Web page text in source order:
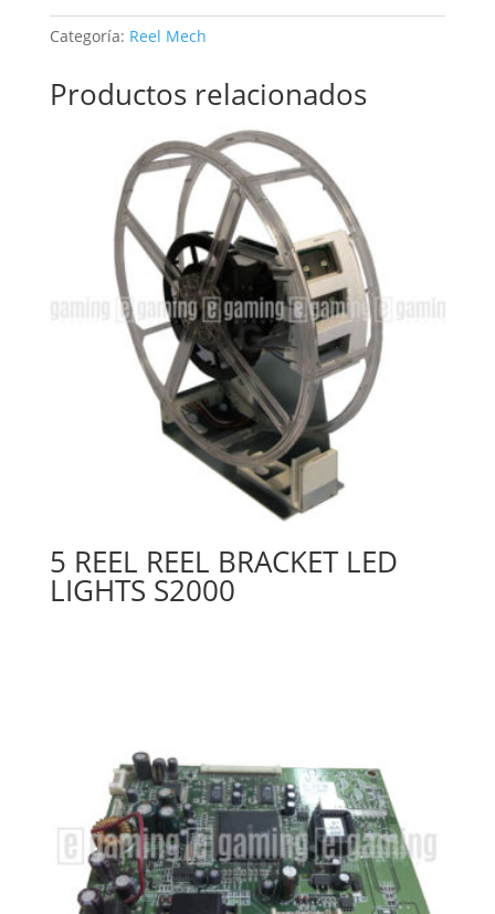
Categoría: Reel Mech
Productos relacionados
5 REEL REEL BRACKET LED
LIGHTS S2000